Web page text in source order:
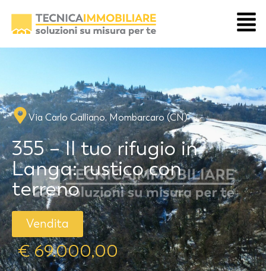
Via Carlo Galliano, Mombarcaro (CN)
355 – Il tuo rifugio in
Langa: rustico con
terreno
Vendita
€ 69.000,00